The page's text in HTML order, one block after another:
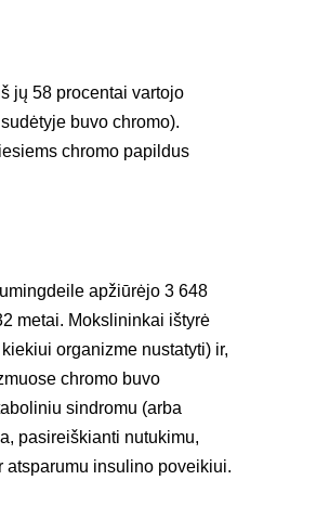
jų 58 procentai vartojo
buvo chromo).
chromo papildus
apžiūrėjo 3 648
metai. Mokslininkai ištyrė
organizme nustatyti) ir,
chromo buvo
sindromu (arba
pasireiškianti nutukimu,
atsparumu insulino poveikiui.